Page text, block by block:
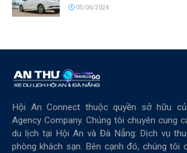
05/06/2024
Hội An Connect thuộc quyền sở hữu
Agency Company. Chúng tôi chuyên cung
du lịch tại Hội An và Đà Nẵng: Dịch vụ
phòng khách sạn. Bên cạnh đó, chúng tôi